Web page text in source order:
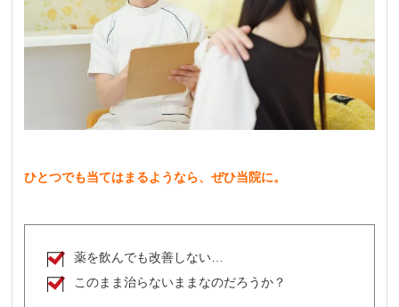
ひとつでも当てはまるようなら、ぜひ当院に。
薬を飲んでも改善しない…
このまま治らないままなのだろうか？